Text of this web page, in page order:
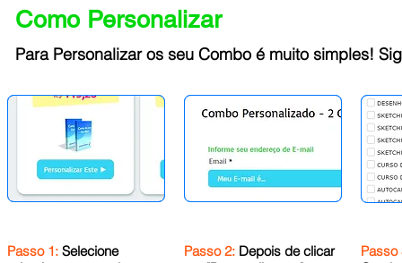
Como Personalizar
Para Personalizar os seu Combo é muito simples!
Passo 1: Selecione
Passo 2: Depois de clicar